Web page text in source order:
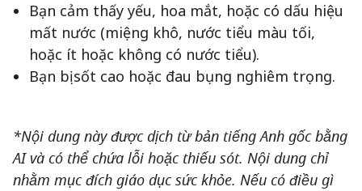
Bạn cảm thấy yếu, hoa mắt, hoặc có dấu hiệu
mất nước (miệng khô, nước tiểu màu tối,
hoặc ít hoặc không có nước tiểu).
Bạn bị sốt cao hoặc đau bụng nghiêm trọng.
*Nội dung này được dịch từ bản tiếng Anh gốc bằng
AI và có thể chứa lỗi hoặc thiếu sót. Nội dung chỉ
nhằm mục đích giáo dục sức khỏe. Nếu có điều gì